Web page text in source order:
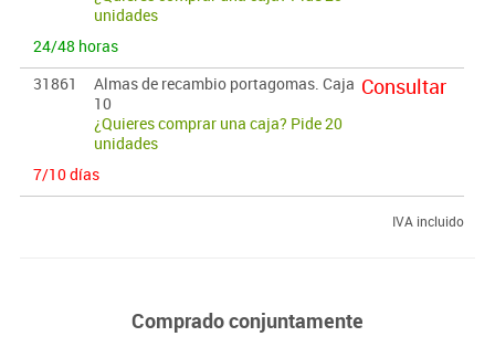
unidades
24/48 horas
31861
Almas de recambio portagomas. Caja
10
¿Quieres comprar una caja? Pide 20
unidades
7/10 días
Consultar
IVA incluido
Comprado conjuntamente